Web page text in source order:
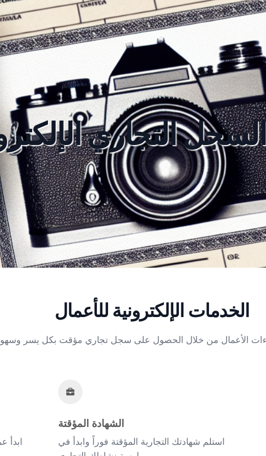
التجاري
الخدمات الإلكترونية للأعمال
ابدأ
الشهادة المؤقتة
استلم شهادتك التجارية المؤقتة فوراً وابدأ في